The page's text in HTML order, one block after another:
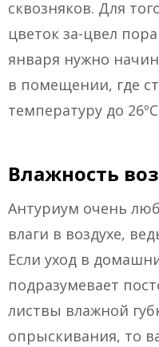
сквозняков. Для
цветок за-цвел
января нужно
в помещении, где
температуру до
Влажность
Антуриум очень
влаги в воздухе,
Если уход в
подразумевает
листвы влажной
опрыскивания, то